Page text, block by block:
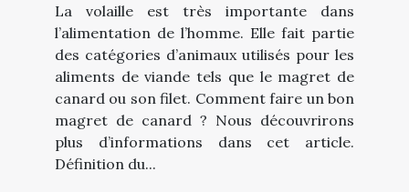
La volaille est très importante dans
l’alimentation de l’homme. Elle fait partie
des catégories d’animaux utilisés pour les
aliments de viande tels que le magret de
canard ou son filet. Comment faire un bon
magret de canard ? Nous découvrirons
plus d’informations dans cet article.
Définition du...